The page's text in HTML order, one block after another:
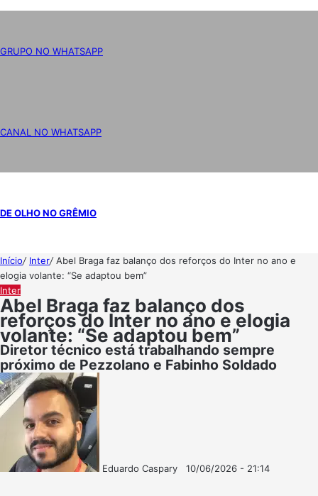
GRUPO NO WHATSAPP
CANAL NO WHATSAPP
DE OLHO NO GRÊMIO
Início/ Inter/Abel Braga faz balanço dos reforços do Inter no ano e
elogia volante: “Se adaptou bem”
Inter
Abel Braga faz balanço dos
reforços do Inter no ano e elogia
volante: “Se adaptou bem”
Diretor técnico está trabalhando sempre
próximo de Pezzolano e Fabinho Soldado
Eduardo Caspary
10/06/2026 - 21:14